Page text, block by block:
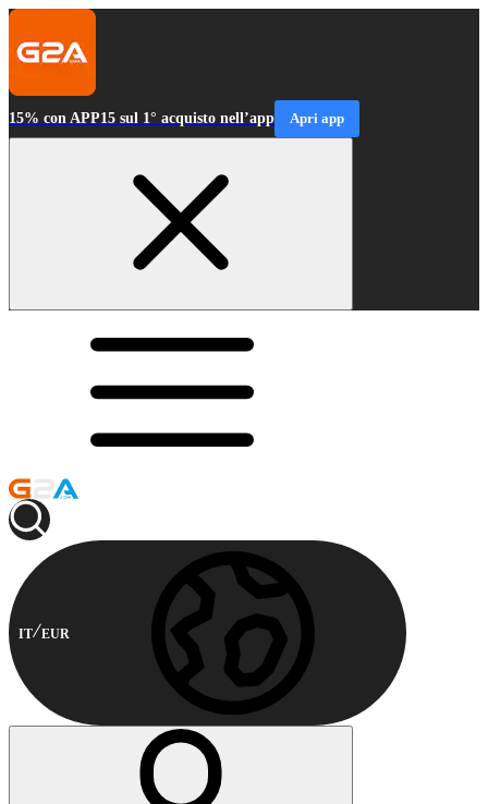
15% con APP15 sul 1° acquisto nell’app Apri app
IT EUR